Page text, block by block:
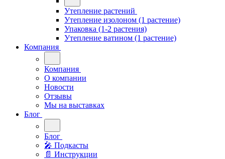
Утепление растений
Утепление изолоном (1 растение)
Упаковка (1-2 растения)
Утепление ватином (1 растение)
Компания
Компания
О компании
Новости
Отзывы
Мы на выставках
Блог
Блог
🎤︎︎ Подкасты
📄 Инструкции